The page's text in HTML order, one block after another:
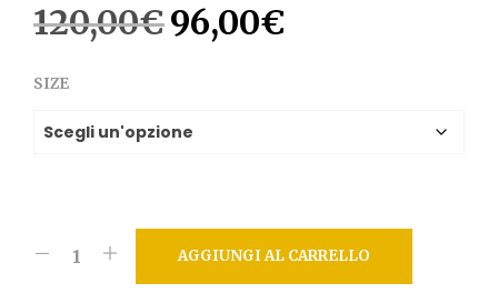
120,00€ Il
era:
96,00€
SIZE
AGGIUNGI AL CARRELLO